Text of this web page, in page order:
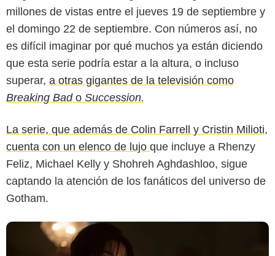
millones de vistas entre el jueves 19 de septiembre y
el domingo 22 de septiembre. Con números así, no
es difícil imaginar por qué muchos ya están diciendo
que esta serie podría estar a la altura, o incluso
superar, a otras gigantes de la televisión como
Breaking Bad o Succession.
La serie, que además de Colin Farrell y Cristin Milioti,
cuenta con un elenco de lujo que incluye a Rhenzy
Feliz, Michael Kelly y Shohreh Aghdashloo, sigue
captando la atención de los fanáticos del universo de
Gotham.
Glitched.online